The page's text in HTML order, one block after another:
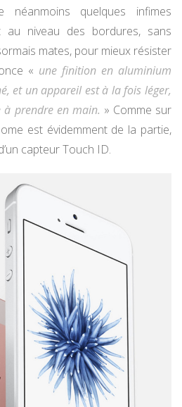
néanmoins quelques infimes
au niveau des bordures, sans
mates, pour mieux résister
« une finition en aluminium
et un appareil est à la fois léger,
à prendre en main. » Comme sur
est évidemment de la partie,
capteur Touch ID.